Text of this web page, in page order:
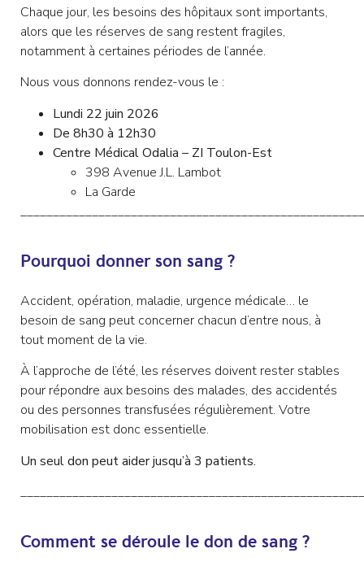
Chaque jour, les besoins des hôpitaux sont importants,
alors que les réserves de sang restent fragiles,
notamment à certaines périodes de l’année.
Nous vous donnons rendez-vous le :
Lundi 22 juin 2026
De 8h30 à 12h30
Centre Médical Odalia – ZI Toulon-Est
398 Avenue J.L. Lambot
La Garde
Pourquoi donner son sang ?
Accident, opération, maladie, urgence médicale… le
besoin de sang peut concerner chacun d’entre nous, à
tout moment de la vie.
À l’approche de l’été, les réserves doivent rester stables
pour répondre aux besoins des malades, des accidentés
ou des personnes transfusées régulièrement. Votre
mobilisation est donc essentielle.
Un seul don peut aider jusqu’à 3 patients.
Comment se déroule le don de sang ?